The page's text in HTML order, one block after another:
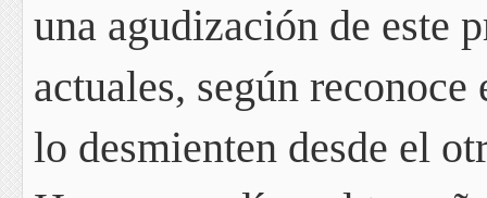
una agudización de este
actuales, según
lo desmienten desde el